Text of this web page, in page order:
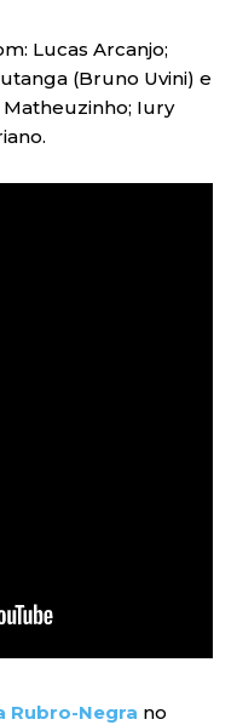
Lucas Arcanjo;
(Bruno Uvini) e
Iury
Rubro-Negra no